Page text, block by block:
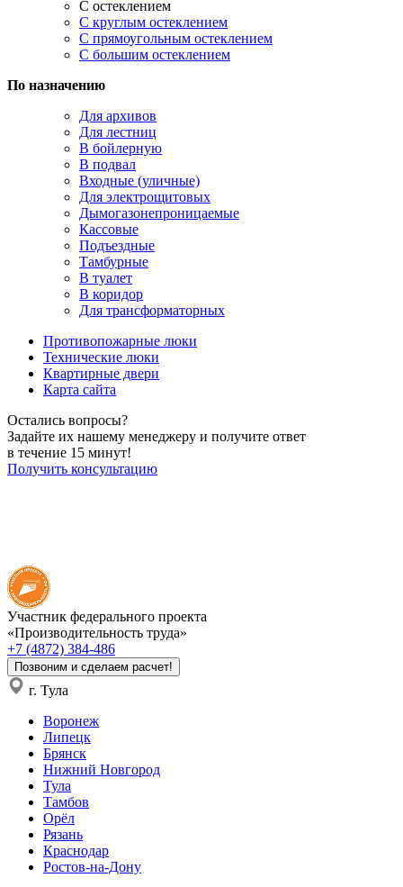
С остеклением
С круглым остеклением
С прямоугольным остеклением
С большим остеклением
По назначению
Для архивов
Для лестниц
В бойлерную
В подвал
Входные (уличные)
Для электрощитовых
Дымогазонепроницаемые
Кассовые
Подъездные
Тамбурные
В туалет
В коридор
Для трансформаторных
Противопожарные люки
Технические люки
Квартирные двери
Карта сайта
Остались вопросы?
Задайте их нашему менеджеру и получите ответ
в течение 15 минут!
Получить консультацию
Участник федерального проекта
«Производительность труда»
+7 (4872) 384-486
Позвоним и сделаем расчет!
г. Тула
Воронеж
Липецк
Брянск
Нижний Новгород
Тула
Тамбов
Орёл
Рязань
Краснодар
Ростов-на-Дону